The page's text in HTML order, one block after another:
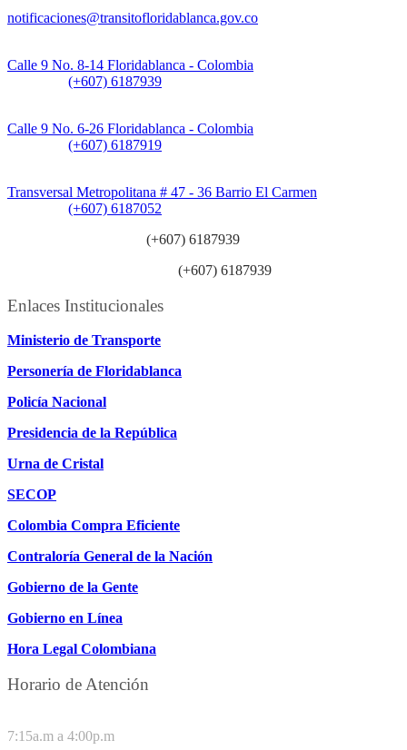
notificaciones@transitofloridablanca.gov.co
Calle 9 No. 8-14 Floridablanca - Colombia
(+607) 6187939
Calle 9 No. 6-26 Floridablanca - Colombia
(+607) 6187919
Transversal Metropolitana # 47 - 36 Barrio El Carmen
(+607) 6187052
(+607) 6187939
(+607) 6187939
Enlaces Institucionales
Ministerio de Transporte
Personería de Floridablanca
Policía Nacional
Presidencia de la República
Urna de Cristal
SECOP
Colombia Compra Eficiente
Contraloría General de la Nación
Gobierno de la Gente
Gobierno en Línea
Hora Legal Colombiana
Horario de Atención
7:15a.m a 4:00p.m